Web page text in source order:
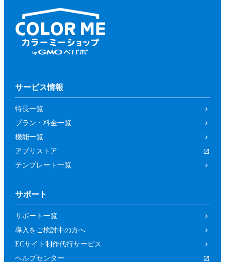
サービス情報
特長一覧
プラン・料金一覧
機能一覧
アプリストア
テンプレート一覧
サポート
サポート一覧
導入をご検討中の方へ
ECサイト制作代行サービス
ヘルプセンター